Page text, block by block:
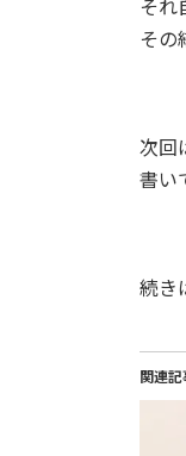
それ
その
次回
書い
続き
関連記